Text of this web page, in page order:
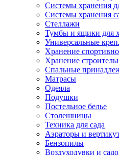
Системы хранения
Системы хранения
Стеллажи
Тумбы и ящики для
Универсальные
Хранение
Хранение
Спальные
Матрасы
Одеяла
Подушки
Постельное белье
Столешницы
Техника для сада
Аэраторы и
Бензопилы
Воздуходувки и